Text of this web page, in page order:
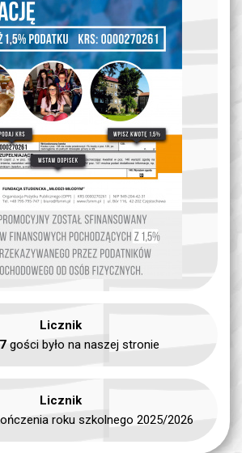
Licznik
gości było na naszej stronie
Licznik
roku szkolnego 2025/2026